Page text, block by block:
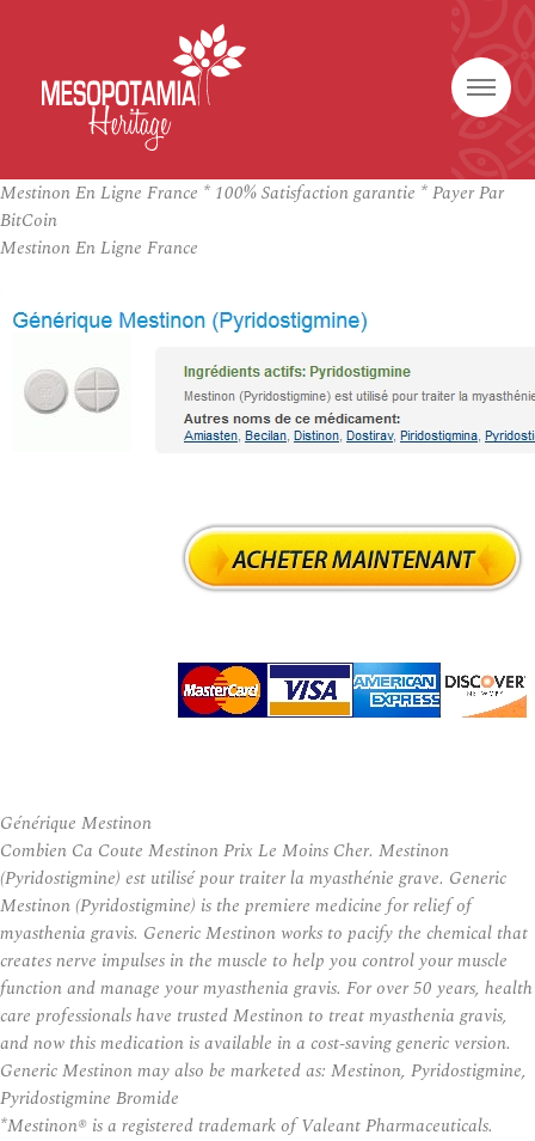
Mestinon En Ligne France * 100% Satisfaction garantie * Payer Par
BitCoin
Mestinon En Ligne France
Générique Mestinon
Combien Ca Coute Mestinon Prix Le Moins Cher. Mestinon
(Pyridostigmine) est utilisé pour traiter la myasthénie grave. Generic
Mestinon (Pyridostigmine) is the premiere medicine for relief of
myasthenia gravis. Generic Mestinon works to pacify the chemical that
creates nerve impulses in the muscle to help you control your muscle
function and manage your myasthenia gravis. For over 50 years, health
care professionals have trusted Mestinon to treat myasthenia gravis,
and now this medication is available in a cost-saving generic version.
Generic Mestinon may also be marketed as: Mestinon, Pyridostigmine,
Pyridostigmine Bromide
*Mestinon® is a registered trademark of Valeant Pharmaceuticals.